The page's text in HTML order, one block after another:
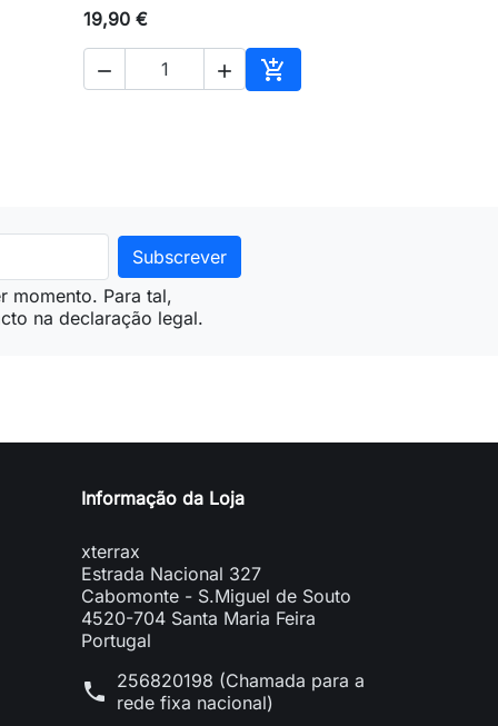
ao carrinho
19,90 €
  
Adicionar ao carrinho
momento. Para tal,
na declaração legal.
Informação da Loja
xterrax
Estrada Nacional 327
Cabomonte - S.Miguel de Souto
4520-704 Santa Maria Feira
Portugal
phone 256820198 (Chamada para a
rede fixa nacional)